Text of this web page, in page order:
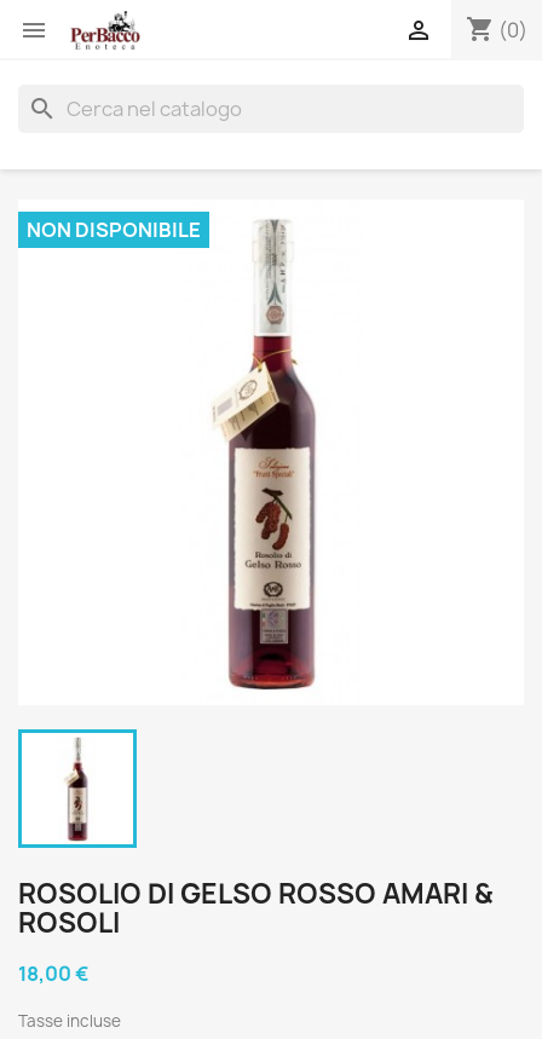
 shopping_cart (0)

search
NON DISPONIBILE
ROSOLIO DI GELSO ROSSO AMARI &
ROSOLI
18,00 €
Tasse incluse